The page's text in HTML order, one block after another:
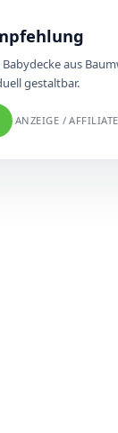
aus
gestaltbar.
ANZEIGE /